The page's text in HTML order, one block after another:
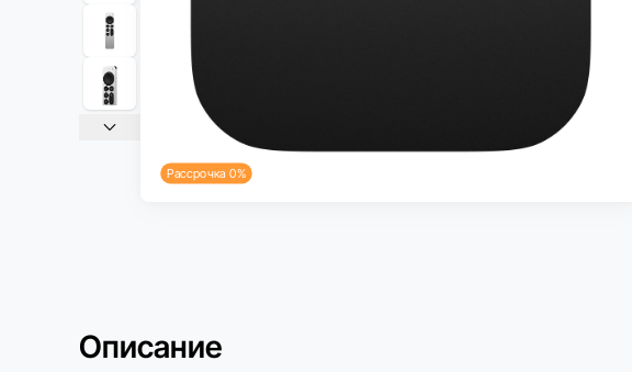
Рассрочка 0%
Описание